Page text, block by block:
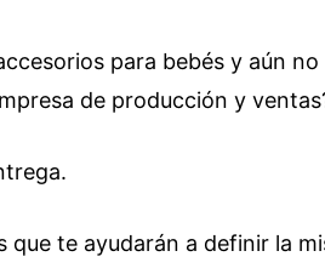
para bebés y aún
de producción y
que te ayudarán a definir la